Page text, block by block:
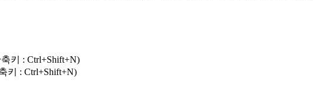
키 : Ctrl+Shift+N)
키 : Ctrl+Shift+N)